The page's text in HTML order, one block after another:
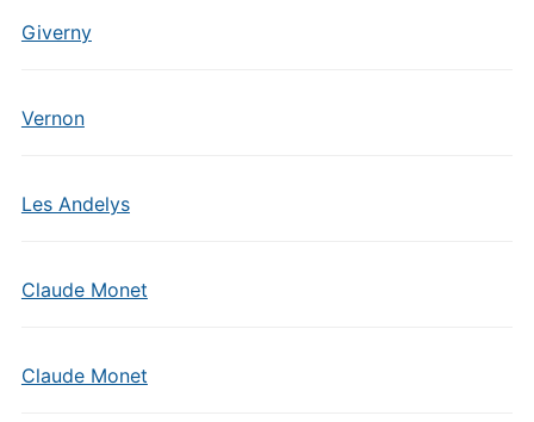
Giverny
Vernon
Les Andelys
Claude Monet
Claude Monet